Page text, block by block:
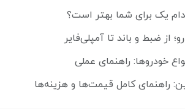
یک برای شما بهتر است؟
ضبط و باند تا آمپلی‌فایر
خودروها: راهنمای عملی
راهنمای کامل قیمت‌ها و هزینه‌ها